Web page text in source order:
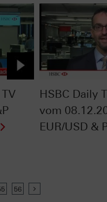
HSBC Daily
vom
EUR/USD &
56